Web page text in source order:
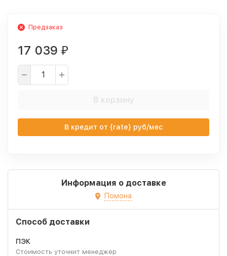
Предзаказ
17 039 ₽
В корзину
В кредит от {rate} руб/мес
Информация о доставке
Помона
Способ доставки
ПЭК
Стоимость уточнит менеджер